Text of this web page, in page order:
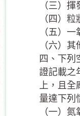
（三）
（四）
（五）
（六）
四、下列
證記載之
上，且全
量達下列
（一）